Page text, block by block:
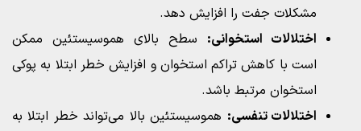
مشکلات جفت را افزایش دهد.
اختلالات استخوانی: سطح بالای هموسیستئین ممکن
است با کاهش تراکم استخوان و افزایش خطر ابتلا به پوکی
استخوان مرتبط باشد.
اختلالات تنفسی: هموسیستئین بالا می‌تواند خطر ابتلا به